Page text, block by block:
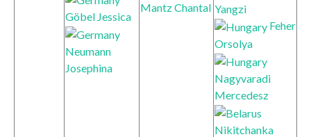
Göbel Jessica
Neumann
Josephina
Mantz Chantal Yangzi
Feher
Orsolya
Nagyvaradi
Mercedesz
Nikitchanka